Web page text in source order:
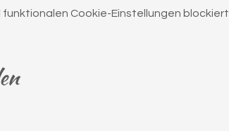
Cookie-Einstellungen blockiert.